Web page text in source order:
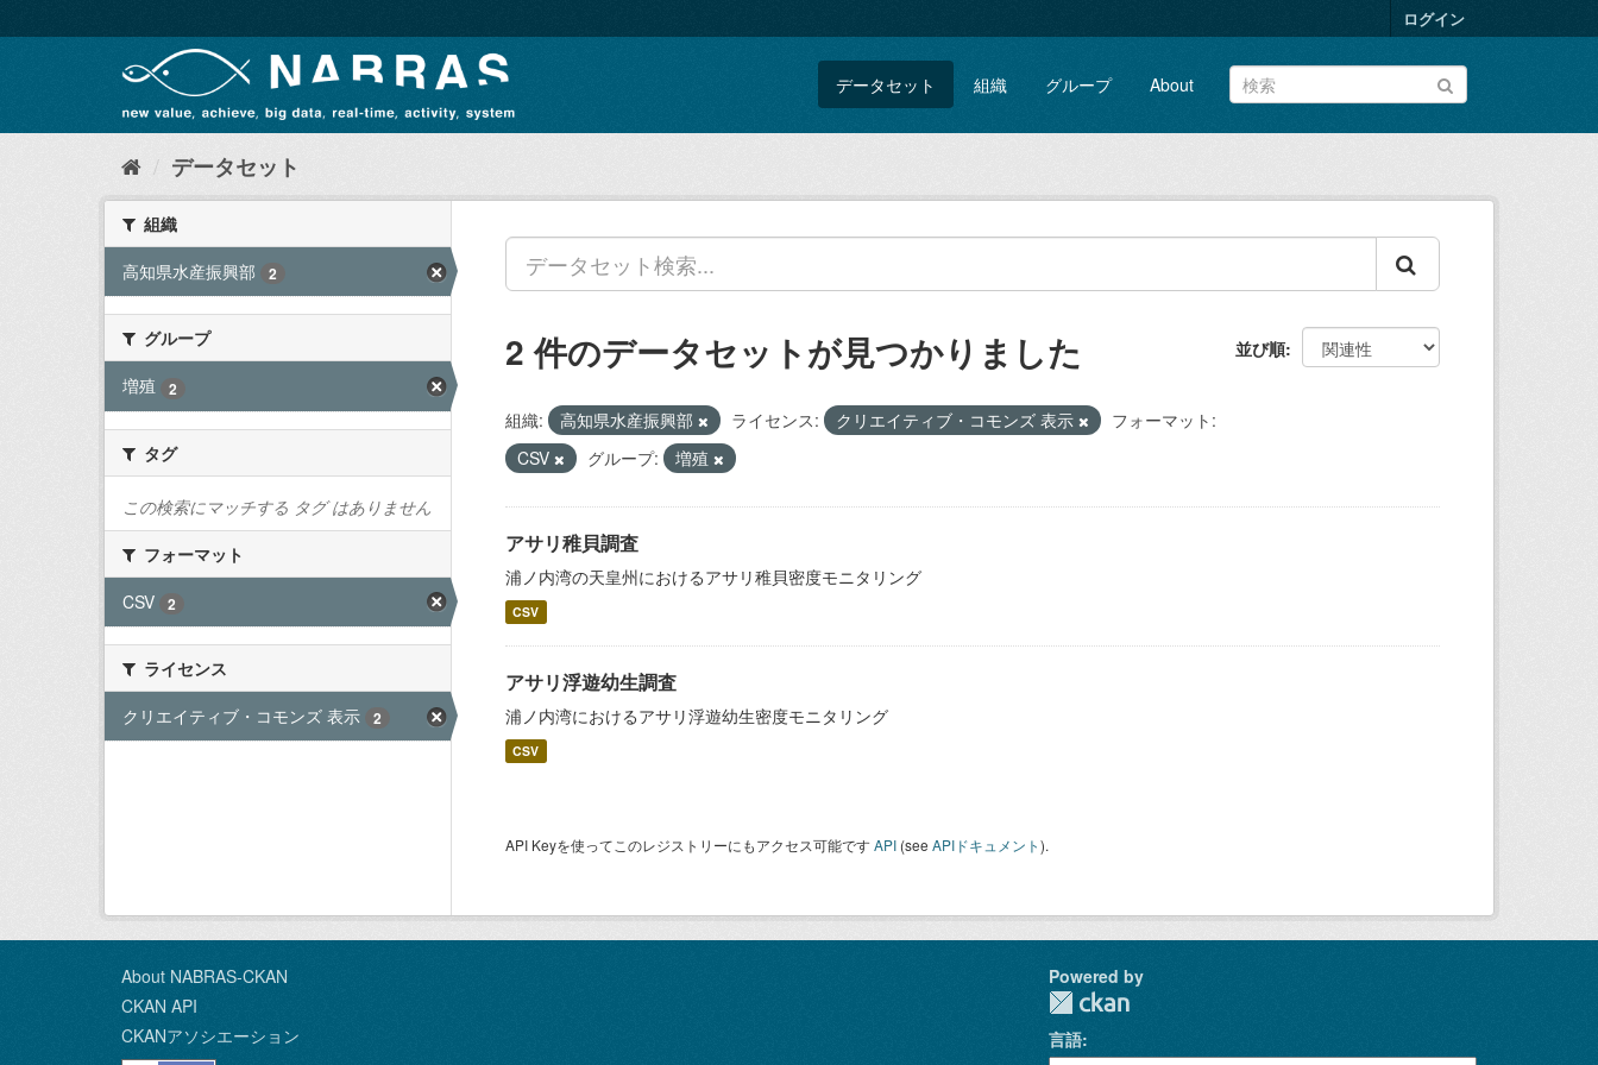
キ
て
ログイン
データセット 組織 グループ About
データセット
組織
高知県水産振興部
2
グループ
増殖
2
タグ
この検索にマッチする タグ はありません
フォーマット
CSV
2
ライセンス
クリエイティブ・コモンズ 表示
2
並び順
2 件のデータセットが見つかりました
組織: 高知県水産振興部 ライセンス: クリエイティブ・コモンズ 表示
フォーマット:
CSV
グループ: 増殖
アサリ稚貝調査
浦ノ内湾の天皇州におけるアサリ稚貝密度モニタリング
CSV
アサリ浮遊幼生調査
浦ノ内湾におけるアサリ浮遊幼生密度モニタリング
CSV
API Keyを使ってこのレジストリーにもアクセス可能ですAPI (see APIドキュメント).
About NABRAS-CKAN
CKAN API
CKANアソシエーション
Powered by
言語